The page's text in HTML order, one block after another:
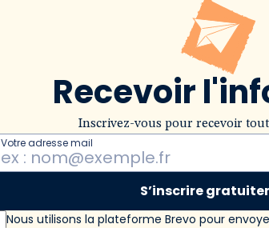
Recevoir
Inscrivez-vous pour recevoir
Votre adresse mail
S’inscrire
Nous utilisons la plateforme Brevo pour